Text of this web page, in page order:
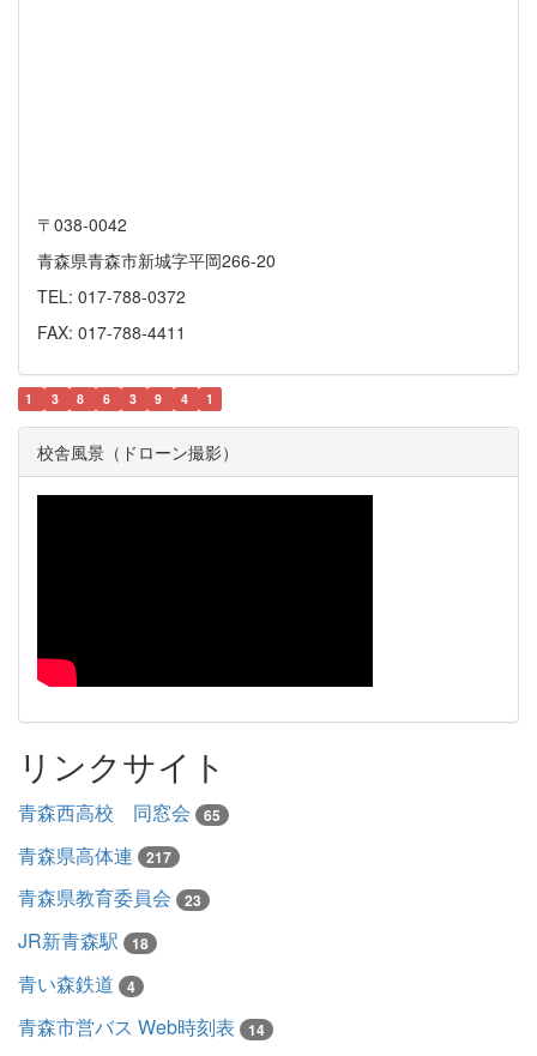
〒038-0042
青森県青森市新城字平岡266-20
TEL: 017-788-0372
FAX: 017-788-4411
1 3 8 6 3 9 4 1
校舎風景（ドローン撮影）
リンクサイト
青森西高校 同窓会 65
青森県高体連 217
青森県教育委員会 23
JR新青森駅 18
青い森鉄道 4
青森市営バス Web時刻表 14